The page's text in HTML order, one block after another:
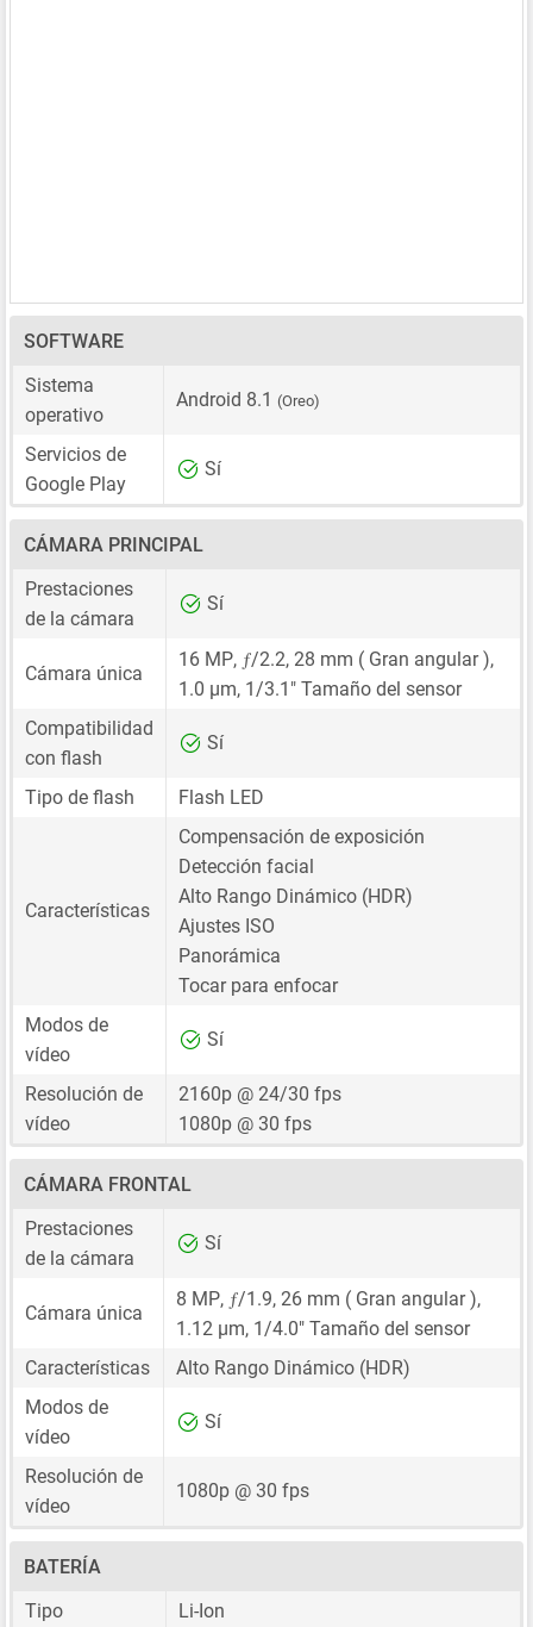
SOFTWARE
Sistema
operativo
Android 8.1 (Oreo)
Servicios de
Google Play
Sí
CÁMARA PRINCIPAL
Prestaciones
de la cámara
Sí
Cámara única
16 MP, ƒ/2.2, 28 mm ( Gran angular ),
1.0 μm, 1/3.1" Tamaño del sensor
Compatibilidad
con flash
Sí
Tipo de flash Flash LED
Características
Compensación de exposición
Detección facial
Alto Rango Dinámico (HDR)
Ajustes ISO
Panorámica
Tocar para enfocar
Modos de
vídeo
Sí
Resolución de
vídeo
2160p @ 24/30 fps
1080p @ 30 fps
CÁMARA FRONTAL
Prestaciones
de la cámara
Sí
Cámara única
8 MP, ƒ/1.9, 26 mm ( Gran angular ),
1.12 μm, 1/4.0" Tamaño del sensor
Características
Alto Rango Dinámico (HDR)
Modos de
vídeo
Sí
Resolución de
vídeo
1080p @ 30 fps
BATERÍA
Tipo
Li-Ion